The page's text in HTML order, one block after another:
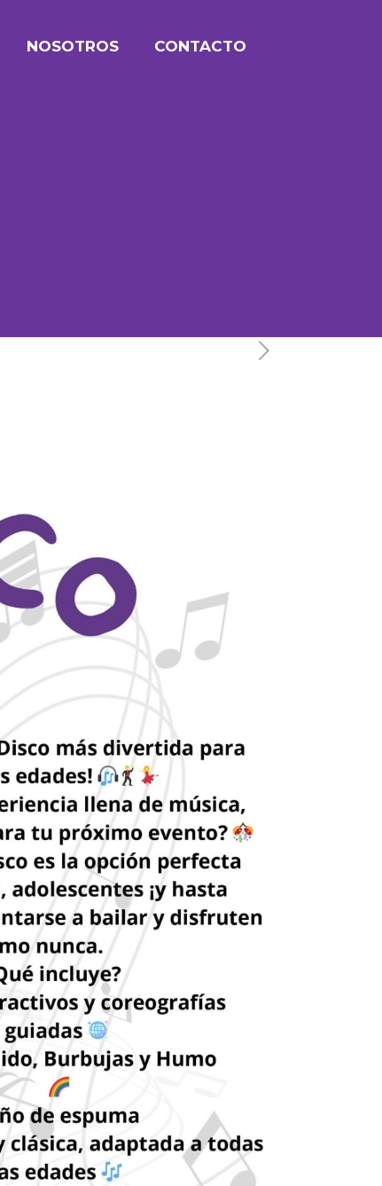
NOSOTROS CONTACTO